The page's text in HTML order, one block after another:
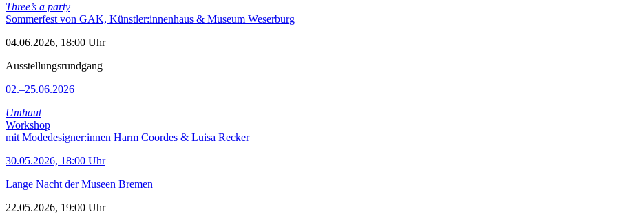
Three’s a party
Sommerfest von GAK, Künstler:innenhaus & Museum Weserburg
04.06.2026, 18:00 Uhr
Ausstellungsrundgang
02.–25.06.2026
Umhaut
Workshop
mit Modedesigner:innen Harm Coordes & Luisa Recker
30.05.2026, 18:00 Uhr
Lange Nacht der Museen Bremen
22.05.2026, 19:00 Uhr